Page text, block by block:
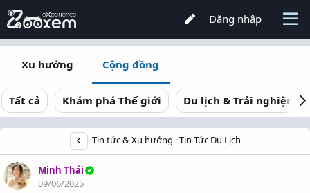
Đăng nhập
Xu hướng Cộng đồng
Tất cả Khám phá Thế giới Du lịch & Trải nghiệm
Tin tức & Xu hướng Tin Tức Du Lịch
Minh Thái
09/06/2025